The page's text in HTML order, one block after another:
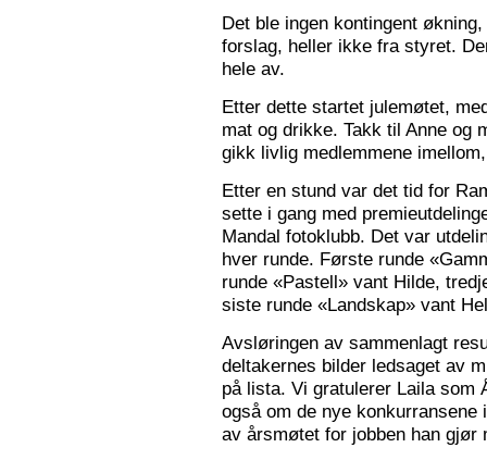
Det ble ingen kontingent
forslag, heller ikke fra styret.
hele av.
Etter dette startet julemøtet,
mat og drikke. Takk til Anne og
gikk livlig medlemmene
Etter en stund var det tid for
sette i gang med
Mandal fotoklubb. Det var
hver runde. Første runde
runde «Pastell» vant Hilde,
siste runde «Landskap» vant
Avsløringen av sammenlagt
deltakernes bilder ledsaget av
på lista. Vi gratulerer Laila som
også om de nye
av årsmøtet for jobben han gjør